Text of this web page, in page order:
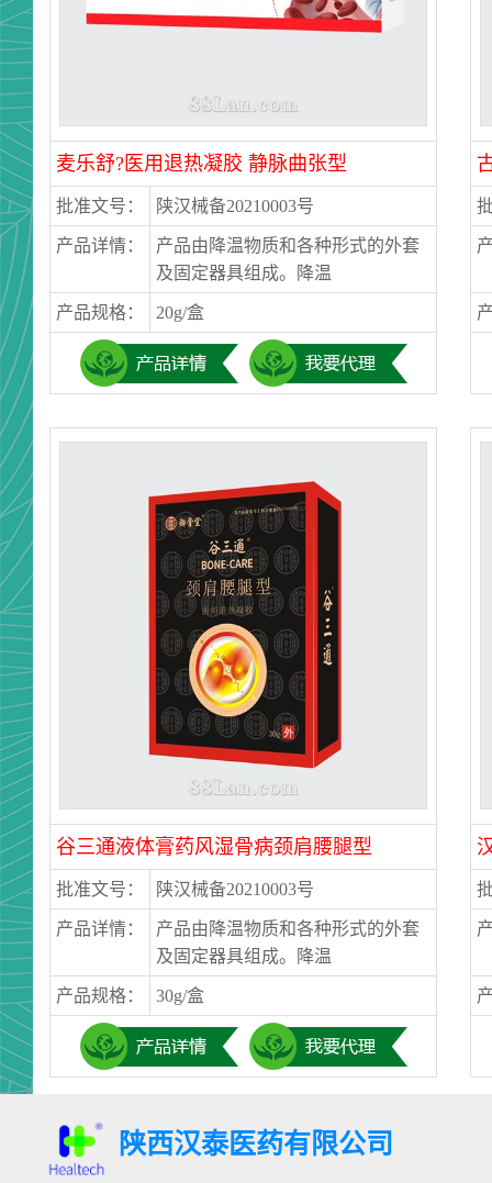
麦乐舒?医用退热凝胶 静脉曲张型
批准文号： 陕汉械备20210003号
产品详情：
产品由降温物质和各种形式的外套
及固定器具组成。降温
产品规格： 20g/盒
谷三通液体膏药风湿骨病颈肩腰腿型
批准文号： 陕汉械备20210003号
产品详情：
产品由降温物质和各种形式的外套
及固定器具组成。降温
产品规格： 30g/盒
陕西汉泰医药有限公司